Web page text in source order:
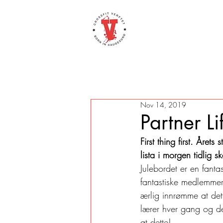
Partner
Nov 14, 2019
First thing first.
lista i morgen tidlig
Julebordet er en
fantastiske
ærlig innrømme at
lærer hver gang og